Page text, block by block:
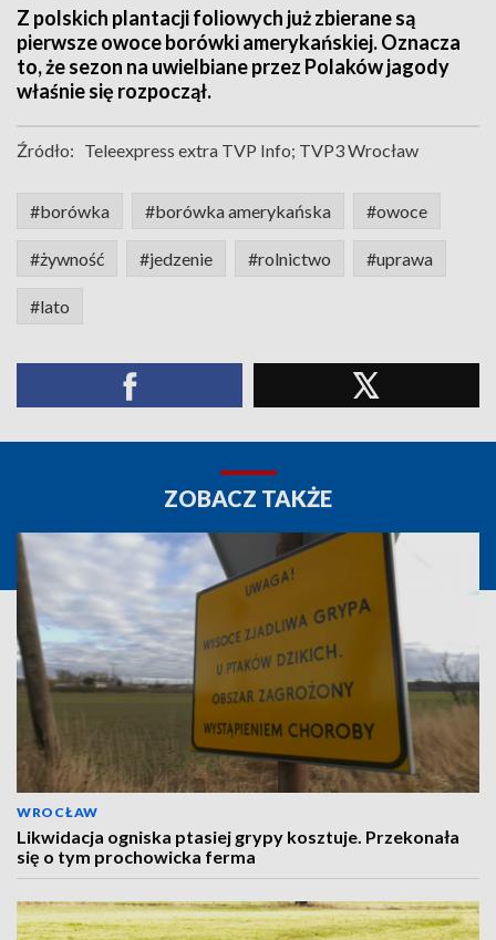
Z polskich plantacji foliowych już zbierane są
pierwsze owoce borówki amerykańskiej. Oznacza
to, że sezon na uwielbiane przez Polaków jagody
właśnie się rozpoczął.
Źródło: Teleexpress extra TVP Info; TVP3 Wrocław
#borówka #borówka amerykańska #owoce
#żywność #jedzenie #rolnictwo #uprawa
#lato
ZOBACZ TAKŻE
WROCŁAW
Likwidacja ogniska ptasiej grypy kosztuje. Przekonała
się o tym prochowicka ferma